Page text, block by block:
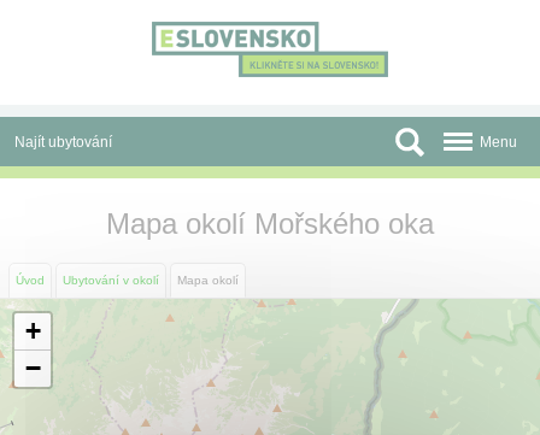
Najít ubytování
Autobusové zájezdy
Skupiny a konference
Menu
Mapa okolí Mořského oka
Úvod Ubytování v okolí Mapa okolí
+
−